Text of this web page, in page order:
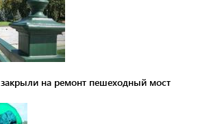
на ремонт пешеходный мост